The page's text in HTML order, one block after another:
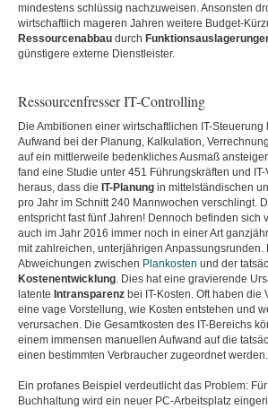
mindestens schlüssig nachzuweisen. Ansonsten
wirtschaftlich mageren Jahren weitere Budget-
Ressourcenabbau durch
günstigere externe Dienstleister.
Ressourcenfresser IT-Controlling
Die Ambitionen einer wirtschaftlichen IT-
Aufwand bei der Planung, Kalkulation,
auf ein mittlerweile bedenkliches Ausmaß
fand eine Studie unter 451 Führungskräften und
heraus, dass die IT-Planung in mittelständischen
pro Jahr im Schnitt 240 Mannwochen verschlingt.
entspricht fast fünf Jahren! Dennoch befinden sich
auch im Jahr 2016 immer noch in einer Art
mit zahlreichen, unterjährigen Anpassungsrunden.
Abweichungen zwischen Plankosten und der
Kostenentwicklung. Dies hat eine gravierende
latente Intransparenz bei IT-Kosten. Oft haben die
eine vage Vorstellung, wie Kosten entstehen und
verursachen. Die Gesamtkosten des IT-Bereichs
einem immensen manuellen Aufwand auf die
einen bestimmten Verbraucher zugeordnet werden.
Ein profanes Beispiel verdeutlicht das Problem:
Buchhaltung wird ein neuer PC-Arbeitsplatz